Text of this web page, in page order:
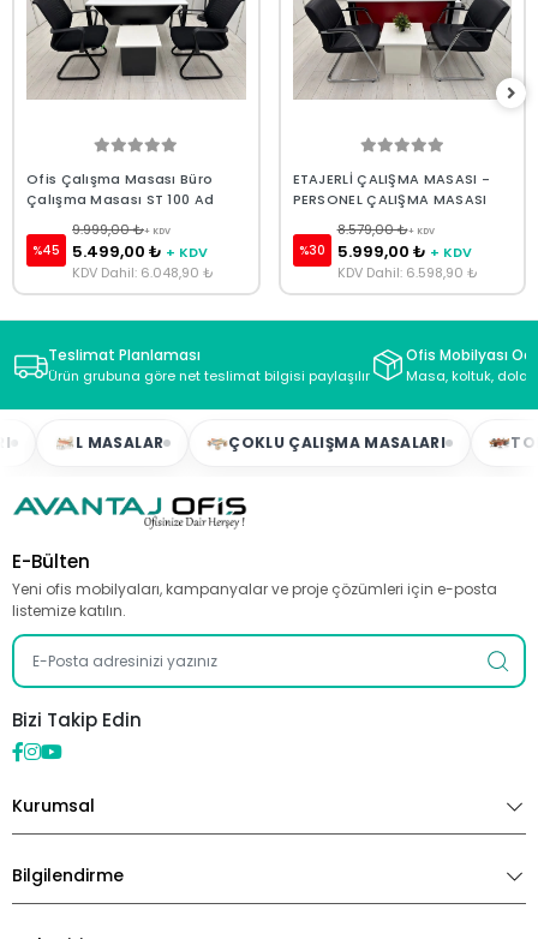
Ofis Çalışma Masası Büro
Çalışma Masası ST 100 Ad
%45
9.999,00 ₺+ KDV
5.499,00 ₺ + KDV
KDV Dahil: 6.048,90 ₺
ETAJERLİ ÇALIŞMA MASASI -
PERSONEL ÇALIŞMA MASASI
%30
8.579,00 ₺+ KDV
5.999,00 ₺ + KDV
KDV Dahil: 6.598,90 ₺
Teslimat Planlaması
Ürün grubuna göre net teslimat bilgisi paylaşılır
Ofis Mobilyası
Masa, koltuk,
L MASALAR ÇOKLU ÇALIŞMA MASALARI
E-Bülten
Yeni ofis mobilyaları, kampanyalar ve proje çözümleri için e-posta
listemize katılın.
Bizi Takip Edin
Kurumsal
Bilgilendirme